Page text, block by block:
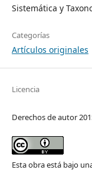
Sistemática y
Categorías
Artículos originales
Licencia
Derechos de autor
Esta obra está bajo